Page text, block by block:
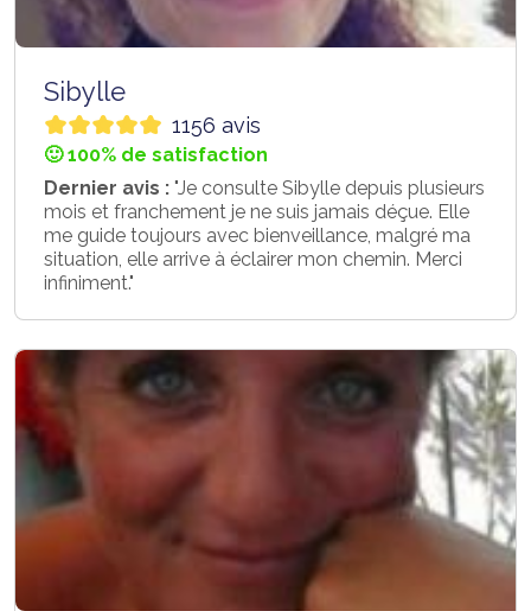
Sibylle
1156 avis
🙂 100% de satisfaction
Dernier avis : "Je consulte Sibylle depuis plusieurs
mois et franchement je ne suis jamais déçue. Elle
me guide toujours avec bienveillance, malgré ma
situation, elle arrive à éclairer mon chemin. Merci
infiniment."